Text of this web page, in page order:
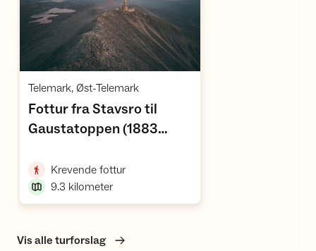
Vis turforslag
Telemark, Øst-Telemark,
Fottur fra Stavsro til
Gaustatoppen (1883
Telemark,
Krevende fottur,
9.3 kilometer
Vis alle turforslag